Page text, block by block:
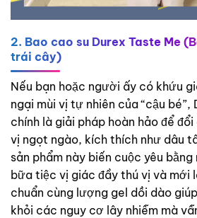
2. Bao cao su Durex Taste Me
trái cây)
Nếu bạn hoặc người ấy có khứu
ngại mùi vị tự nhiên của “cậu bé”,
chính là giải pháp hoàn hảo để
vị ngọt ngào, kích thích như dâu
sản phẩm này biến cuộc yêu
bữa tiệc vị giác đầy thú vị và mới
chuẩn cùng lượng gel dồi dào
khỏi các nguy cơ lây nhiễm mà